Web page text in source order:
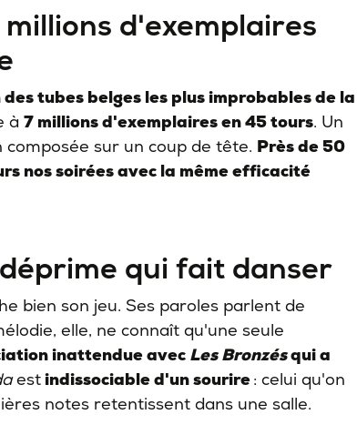
d'exemplaires
des tubes belges les plus improbables de la
à 7 millions d'exemplaires en 45 tours. Un
sur un coup de tête. Près de 50
nos soirées avec la même efficacité
qui fait danser
bien son jeu. Ses paroles parlent de
elle, ne connaît qu'une seule
inattendue avec Les Bronzésqui a
estindissociable d'un sourire: celui qu'on
notes retentissent dans une salle.